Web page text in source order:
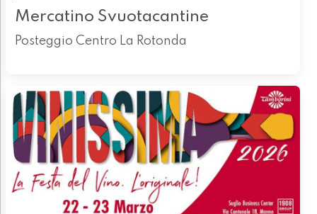
Mercatino Svuotacantine
Posteggio Centro La Rotonda